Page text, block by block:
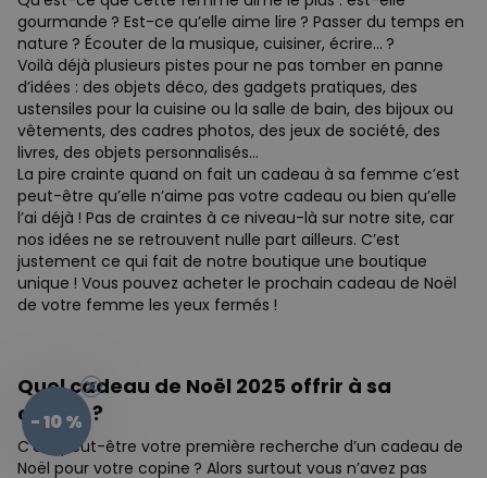
gourmande ? Est-ce qu’elle aime lire ? Passer du temps en
nature ? Écouter de la musique, cuisiner, écrire… ?
Voilà déjà plusieurs pistes pour ne pas tomber en panne
d’idées : des objets déco, des gadgets pratiques, des
ustensiles pour la cuisine ou la salle de bain, des bijoux ou
vêtements, des cadres photos, des jeux de société, des
livres, des objets personnalisés…
La pire crainte quand on fait un cadeau à sa femme c’est
peut-être qu’elle n’aime pas votre cadeau ou bien qu’elle
l’ai déjà ! Pas de craintes à ce niveau-là sur notre site, car
nos idées ne se retrouvent nulle part ailleurs. C’est
justement ce qui fait de notre boutique une boutique
unique ! Vous pouvez acheter le prochain cadeau de Noël
de votre femme les yeux fermés !
Quel cadeau de Noël 2025 offrir à sa
copine ?
C’est peut-être votre première recherche d’un cadeau de
Noël pour votre copine ? Alors surtout vous n’avez pas
- 10 %